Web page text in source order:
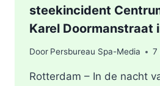
steekincident
Karel Doormanstraat
Door Persbureau Spa-Media 7
Rotterdam – In de nacht